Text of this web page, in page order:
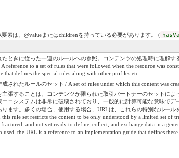
要素は、@valueまたはchildrenを持っている必要があります。 (
たときに従った一連のルールへの参照。コンテンツの処理時に理解
reference to a set of rules that were followed when the resource was
that defines the special rules along with other profiles etc.
されたルールのセット / A set of rules under which this content was
主張することは、コンテンツが限られた取引パートナーのセットに
エコシステムは非常に破壊されており、一般的に計算可能な意味で
ります。多くの場合、使用する場合、URLは、これらの特別なルー
rule set restricts the content to be only understood by a limited set
and not yet ready to define, collect, and exchange data in a
used, the URL is a reference to an implementation guide that defines